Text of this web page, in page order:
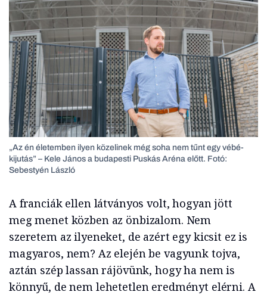
„Az én életemben ilyen közelinek még soha nem tűnt egy vébé-
kijutás” – Kele János a budapesti Puskás Aréna előtt. Fotó:
Sebestyén László
A franciák ellen látványos volt, hogyan jött
meg menet közben az önbizalom. Nem
szeretem az ilyeneket, de azért egy kicsit ez is
magyaros, nem? Az elején be vagyunk tojva,
aztán szép lassan rájövünk, hogy ha nem is
könnyű, de nem lehetetlen eredményt elérni. A